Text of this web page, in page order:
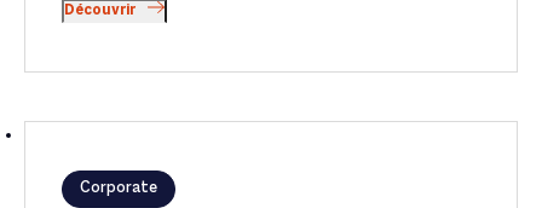
Découvrir
Corporate